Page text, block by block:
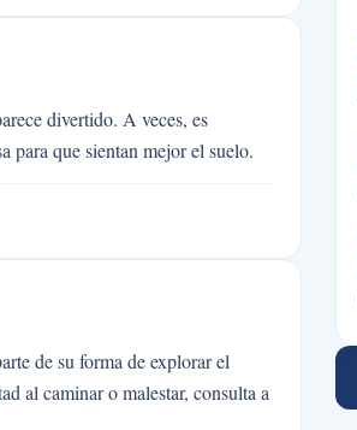
divertido. A veces, es
para que sientan mejor el suelo.
de su forma de explorar el
al caminar o malestar, consulta a